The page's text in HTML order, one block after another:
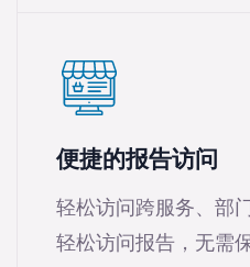
便捷的报告访问
轻松访问跨服务、部
轻松访问报告，无需